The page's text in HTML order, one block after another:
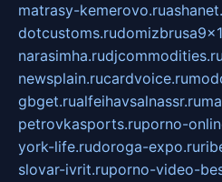
matrasy-kemerovo.ru
dotcustoms.ru
narasimha.rudjcommodities.ru
newsplain.rucardvoice.ru
gbget.rualfeihavsalnassr.ru
petrovkasports.ruporno-
york-life.rudoroga-expo.ru
slovar-ivrit.ruporno-video-